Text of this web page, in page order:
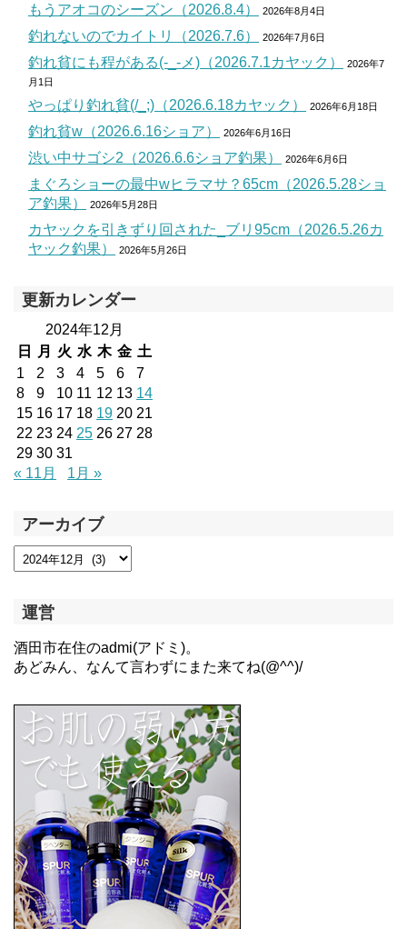
もうアオコのシーズン（2026.8.4） 2026年8月4日
釣れないのでカイトリ（2026.7.6） 2026年7月6日
釣れ貧にも程がある(-_-メ)（2026.7.1カヤック）
2026年7
月1日
やっぱり釣れ貧(/_;)（2026.6.18カヤック） 2026年6月18日
釣れ貧w（2026.6.16ショア） 2026年6月16日
渋い中サゴシ2（2026.6.6ショア釣果） 2026年6月6日
まぐろショーの最中wヒラマサ？65cm（2026.5.28ショ
ア釣果）
2026年5月28日
カヤックを引きずり回された_ブリ95cm（2026.5.26カ
ヤック釣果）
2026年5月26日
更新カレンダー
2024年12月
日
月 火 水 木 金 土
1
2 3 4 5 6
7
8
9 10 11 12 13 14
15 16 17 18 19 20 21
22 23 24 25 26 27 28
29 30 31
« 11月
1月 »
アーカイブ
運営
酒田市在住のadmi(アドミ)。
あどみん、なんて言わずにまた来てね(@^^)/